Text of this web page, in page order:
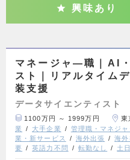
興味あり
マネージャ―職｜AI
スト｜リアルタイム
装支援
データサイエンティスト
1100万円 ～ 1999万円 東
業
大手企業 管理職・マネジャ
業・新サービス
海外出張 海
要
英語力不問 転勤なし 土